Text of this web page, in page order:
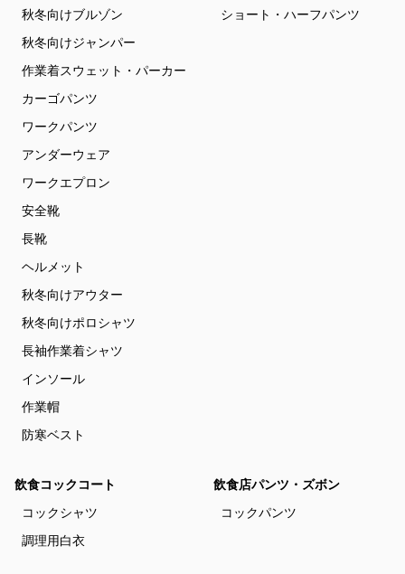
秋冬向けブルゾン
秋冬向けジャンパー
作業着スウェット・パーカー
カーゴパンツ
ワークパンツ
アンダーウェア
ワークエプロン
安全靴
長靴
ヘルメット
秋冬向けアウター
秋冬向けポロシャツ
長袖作業着シャツ
インソール
作業帽
防寒ベスト
ショート・ハーフパンツ
飲食コックコート
コックシャツ
調理用白衣
飲食店パンツ・ズボン
コックパンツ